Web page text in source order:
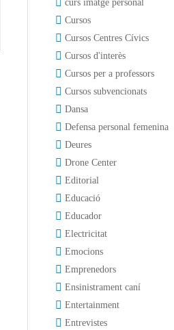
curs imatge personal
Cursos
Cursos Centres Cívics
Cursos d'interès
Cursos per a professors
Cursos subvencionats
Dansa
Defensa personal femenina
Deures
Drone Center
Editorial
Educació
Educador
Electricitat
Emocions
Emprenedors
Ensinistrament caní
Entertainment
Entrevistes